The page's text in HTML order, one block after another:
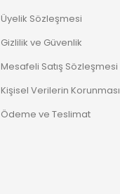
Üyelik Sözleşmesi
Gizlilik ve Güvenlik
Mesafeli Satış Sözleşmesi
Kişisel Verilerin Korunması
Ödeme ve Teslimat